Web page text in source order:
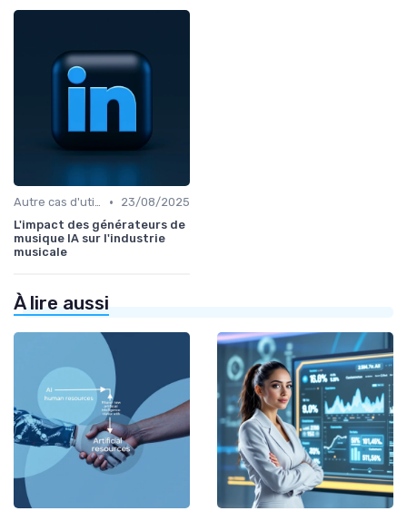
Autre cas d'utilisation •
23/08/2025
L'impact des générateurs de
musique IA sur l'industrie
musicale
À lire aussi